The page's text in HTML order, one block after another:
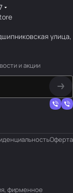
улица,
и акции
Оферта
фирменное